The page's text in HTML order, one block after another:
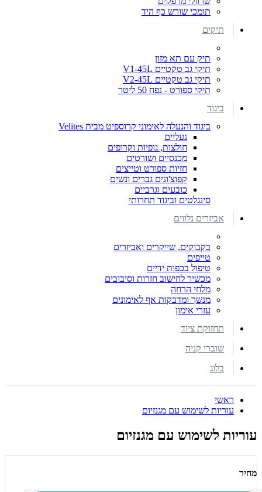
תומכי שורש כף היד
תיקים
תיק עם תא מזון
תיקי גב טקטיים V1-45L
תיקי גב טקטיים V2-45L
תיקי ספורט - נפח 50 ליטר
ביגוד
ביגוד והנעלה לאימוני קרוספיט מבית Velites
נעליים
חולצות, גופיות וקרופים
מכנסיים ושורטים
חזיות ספורט וטייצים
קפוצ'ונים גברים ונשים
כובעים וגרביים
סינגלטים וביגוד תחרותי
אביזרים נלווים
בקבוקים, שייקרים ואביזרים
טייפים
טיפול בכפות ידיים
מכשיר לחישוב חזרות וסיבובים
מלחי הרחה
מנשך ומדבקות אף לאימונים
עזרי אימון
תחזוקת ציוד
שוברי קניה
בלוג
ראשי
עוריות לשימוש עם מגנזיום
עוריות לשימוש עם מגנזיום
מחיר